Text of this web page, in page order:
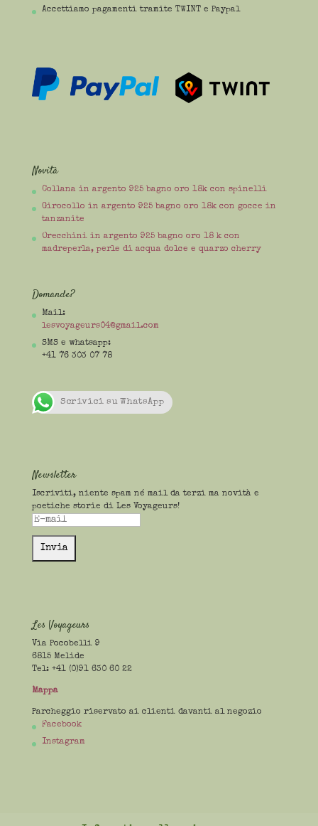
Accettiamo pagamenti tramite TWINT e Paypal
Novità
Collana in argento 925 bagno oro 18k con spinelli
Girocollo in argento 925 bagno oro 18k con gocce in
tanzanite
Orecchini in argento 925 bagno oro 18 k con
madreperla, perle di acqua dolce e quarzo cherry
Domande?
Mail:
lesvoyageurs04@gmail.com
SMS e whatsapp:
+41 76 303 07 78
Scrivici su WhatsApp
Newsletter
Iscriviti, niente spam né mail da terzi ma novità e
poetiche storie di Les Voyageurs!
Les Voyageurs
Via Pocobelli 9
6815 Melide
Tel: +41 (0)91 630 60 22
Mappa
Parcheggio riservato ai clienti davanti al negozio
Facebook
Instagram